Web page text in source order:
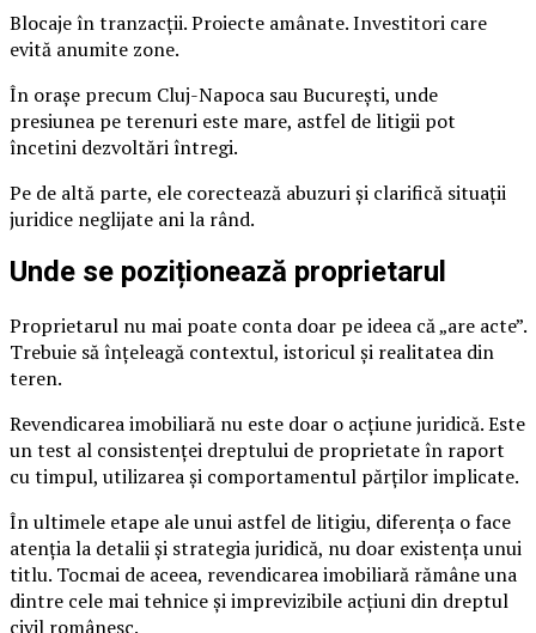
Blocaje în tranzacții. Proiecte amânate. Investitori care
evită anumite zone.
În orașe precum Cluj-Napoca sau București, unde
presiunea pe terenuri este mare, astfel de litigii pot
încetini dezvoltări întregi.
Pe de altă parte, ele corectează abuzuri și clarifică situații
juridice neglijate ani la rând.
Unde se poziționează proprietarul
Proprietarul nu mai poate conta doar pe ideea că „are acte”.
Trebuie să înțeleagă contextul, istoricul și realitatea din
teren.
Revendicarea imobiliară nu este doar o acțiune juridică. Este
un test al consistenței dreptului de proprietate în raport
cu timpul, utilizarea și comportamentul părților implicate.
În ultimele etape ale unui astfel de litigiu, diferența o face
atenția la detalii și strategia juridică, nu doar existența unui
titlu. Tocmai de aceea, revendicarea imobiliară rămâne una
dintre cele mai tehnice și imprevizibile acțiuni din dreptul
civil românesc.